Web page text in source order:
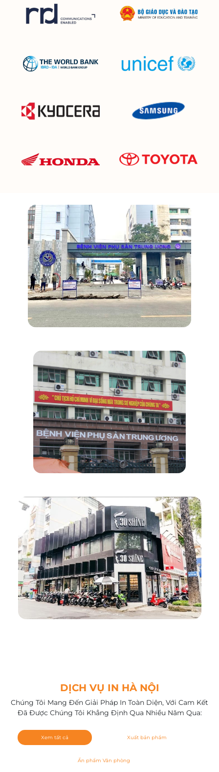
DỊCH VỤ IN HÀ NỘI
Chúng Tôi Mang Đến Giải Pháp In Toàn Diện, Với Cam Kết
Đã Được Chúng Tôi Khẳng Định Qua Nhiều Năm Qua:
Xem tất cả Xuất bản phẩm
Ấn phẩm Văn phòng